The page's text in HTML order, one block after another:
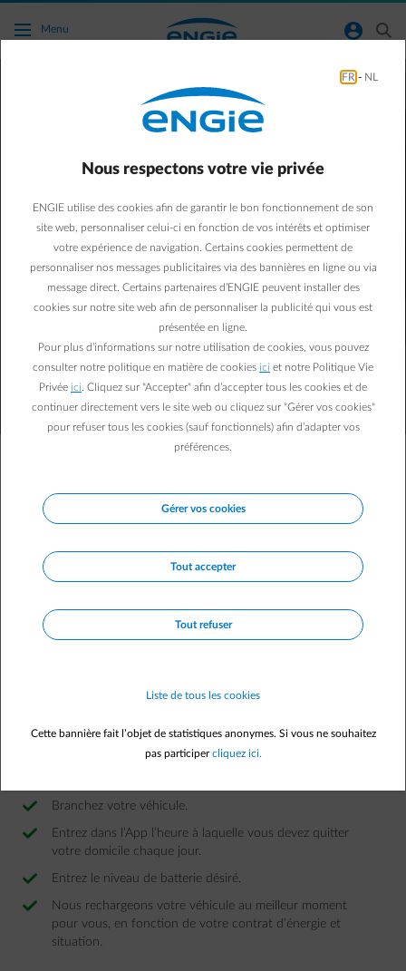
Accéder au contenu principal
Menu normal-account-circle search
La recharge intelligente ?
Simple et très avantageuse
avec Smart Charge
Vérifiez votre compatibilité
véhicule électrique ou plugin
hybride ?
Très simple avec Smart Charge ​
Branchez votre véhicule. ​
Entrez dans l’App l’heure à laquelle vous devez quitter
votre domicile chaque jour.​
Entrez le niveau de batterie désiré.​
Nous rechargeons votre véhicule au meilleur moment
pour vous, en fonction de votre contrat d’énergie et
situation. ​
FR - NL
Nous respectons votre vie privée
ENGIE utilise des cookies afin de garantir le bon fonctionnement de son
site web, personnaliser celui-ci en fonction de vos intérêts et optimiser
votre expérience de navigation. Certains cookies permettent de
personnaliser nos messages publicitaires via des bannières en ligne ou via
message direct. Certains partenaires d’ENGIE peuvent installer des
cookies sur notre site web afin de personnaliser la publicité qui vous est
présentée en ligne.
Pour plus d’informations sur notre utilisation de cookies, vous pouvez
consulter notre politique en matière de cookies ici et notre Politique Vie
Privée ici . Cliquez sur "Accepter" afin d’accepter tous les cookies et de
continuer directement vers le site web ou cliquez sur "Gérer vos cookies"
pour refuser tous les cookies (sauf fonctionnels) afin d’adapter vos
préférences.
Gérer vos cookies
Tout accepter
Tout refuser
Liste de tous les cookies
Cette bannière fait l’objet de statistiques anonymes. Si vous ne souhaitez
pas participercliquez ici.